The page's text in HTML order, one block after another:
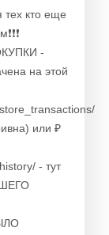
тех кто еще
-
на этой
или ₽
- тут